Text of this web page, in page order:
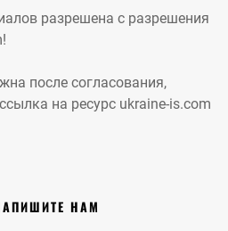
разрешена с разрешения
после согласования,
на ресурс ukraine-is.com
НАМ